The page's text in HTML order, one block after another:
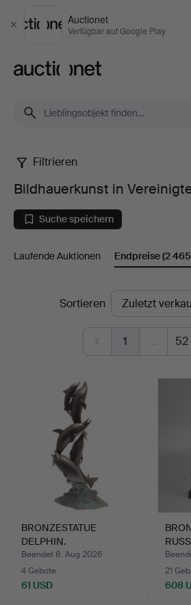
Schließen
Auctionet
Verfügbar auf Google Play
Bildhauerkunst
in
Vereinigtes
Königreich
Filtrieren
Bildhauerkunst in
Suche speichern
Laufende Auktionen Endpreise(2
EndpreiseSortieren
1 … 52
BRONZESTATUE
DELPHIN.
Beendet 8. Aug 2026
4 Gebote
61 USD
BA…
21
608